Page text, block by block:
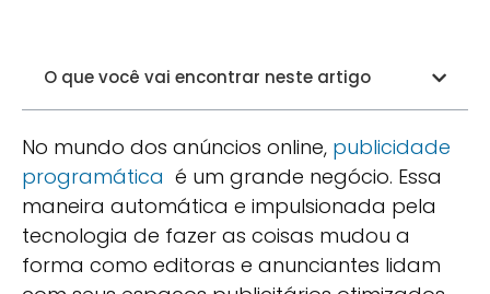
O que você vai encontrar neste artigo
No mundo dos anúncios online, publicidade
programática é um grande negócio. Essa
maneira automática e impulsionada pela
tecnologia de fazer as coisas mudou a
forma como editoras e anunciantes lidam